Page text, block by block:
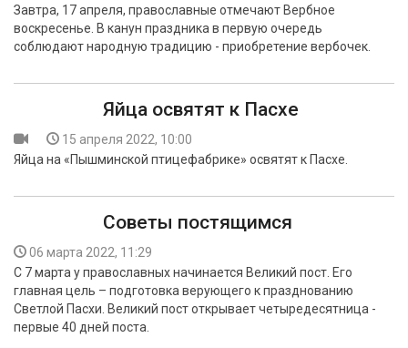
БЕЗОПАСНОСТЬ
Завтра, 17 апреля, православные отмечают Вербное
воскресенье. В канун праздника в первую очередь
соблюдают народную традицию - приобретение вербочек.
Яйца освятят к Пасхе
15 апреля 2022, 10:00
Яйца на «Пышминской птицефабрике» освятят к Пасхе.
Советы постящимся
06 марта 2022, 11:29
С 7 марта у православных начинается Великий пост. Его
главная цель – подготовка верующего к празднованию
Светлой Пасхи. Великий пост открывает четыредесятница -
первые 40 дней поста.